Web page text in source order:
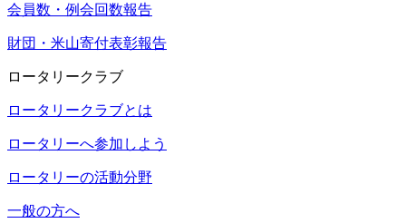
会員数・例会回数報告
財団・米山寄付表彰報告
ロータリークラブ
ロータリークラブとは
ロータリーへ参加しよう
ロータリーの活動分野
一般の方へ